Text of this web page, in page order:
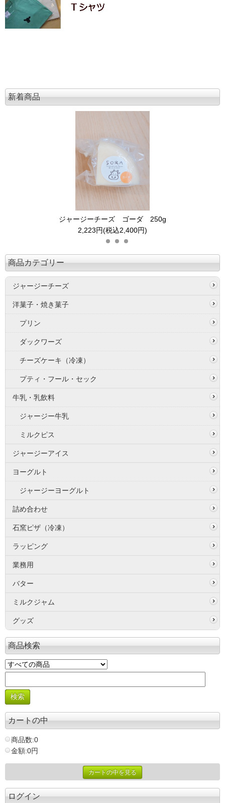
新着商品
ジャージーチーズ ゴーダ 250g
2,223円(税込2,400円)
商品カテゴリー
ジャージーチーズ
洋菓子・焼き菓子
プリン
ダックワーズ
チーズケーキ（冷凍）
プティ・フール・セック
牛乳・乳飲料
ジャージー牛乳
ミルクピス
ジャージーアイス
ヨーグルト
ジャージーヨーグルト
詰め合わせ
石窯ピザ（冷凍）
ラッピング
業務用
バター
ミルクジャム
グッズ
商品検索
カートの中
商品数:0
金額:0円
カートの中を見る
ログイン